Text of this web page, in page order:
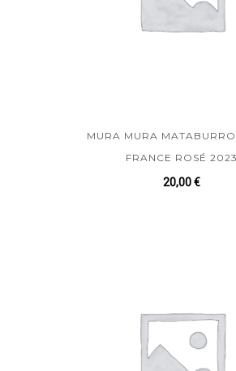
MURA MURA
FRANCE ROSÉ 2023
20,00€